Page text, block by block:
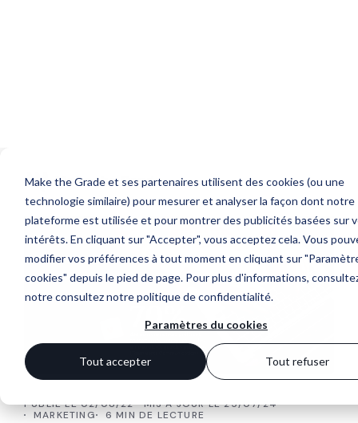
Paramètres du cookies
Tout accepter Tout refuser
PUBLIÉ LE 02/08/22
MIS À JOUR LE 25/07/24
MARKETING
6 MIN DE LECTURE